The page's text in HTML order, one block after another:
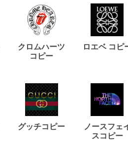
クロムハーツ
コピー
ロエベ コピ
グッチコピー
ノースフェ
スコピー